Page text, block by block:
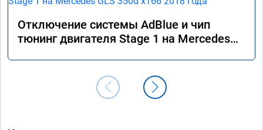
Отключение системы AdBlue и чип
тюнинг двигателя Stage 1 на Mercedes